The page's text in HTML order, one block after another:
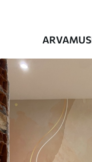
Saadaolevad materjalid
Standard